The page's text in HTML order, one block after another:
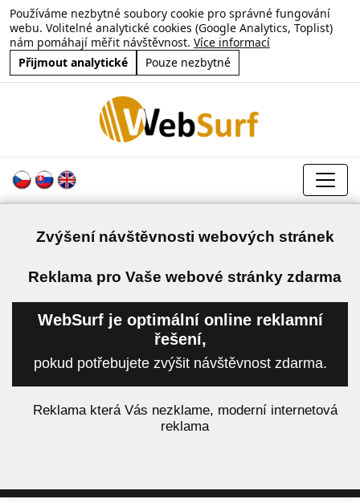
Používáme nezbytné soubory cookie pro správné fungování
webu. Volitelné analytické cookies (Google Analytics, Toplist)
nám pomáhají měřit návštěvnost. Více informací
Přijmout analytické
Pouze nezbytné
Zvýšení návštěvnosti webových stránek
Reklama pro Vaše webové stránky zdarma
WebSurf je optimální online reklamní
řešení,
pokud potřebujete zvýšit návštěvnost zdarma.
Reklama která Vás nezklame, moderní internetová
reklama